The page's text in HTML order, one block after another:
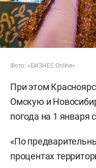
Фото: «БИЗНЕС Online»
При этом
Омскую и
погода на 1 января
«По
процентах